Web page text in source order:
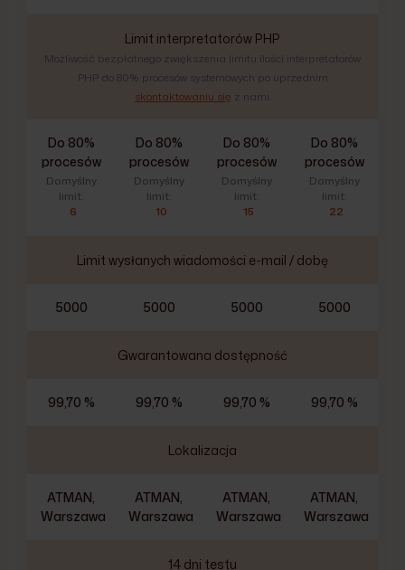
Limit interpretatorów PHP
Możliwość bezpłatnego zwiększenia limitu ilości interpretatorów
PHP do 80% procesów systemowych po uprzednim
skontaktowaniu się z nami.
Do 80%
procesów
Domyślny
limit:
6
Do 80%
procesów
Domyślny
limit:
10
Do 80%
procesów
Domyślny
limit:
15
Do 80%
procesów
Domyślny
limit:
22
Limit wysłanych wiadomości e-mail / dobę
5000 5000 5000 5000
Gwarantowana dostępność
99,70 % 99,70 % 99,70 % 99,70 %
Lokalizacja
ATMAN,
Warszawa
ATMAN,
Warszawa
ATMAN,
Warszawa
ATMAN,
Warszawa
14 dni testu